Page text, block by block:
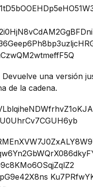
Devuelve una versión
de la cadena.